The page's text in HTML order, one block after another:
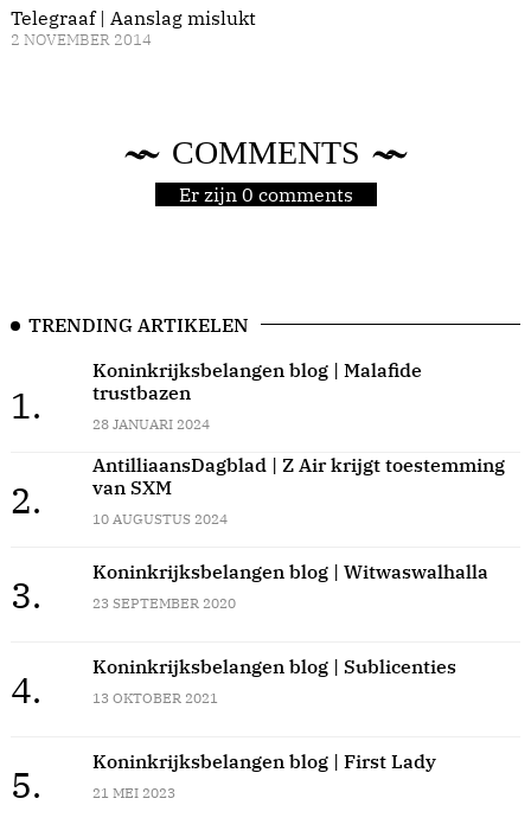
Telegraaf | Aanslag mislukt
2 NOVEMBER 2014
COMMENTS
Er zijn 0 comments
TRENDING ARTIKELEN
1.
Koninkrijksbelangen blog | Malafide
trustbazen
28 JANUARI 2024
2.
AntilliaansDagblad | Z Air krijgt toestemming
van SXM
10 AUGUSTUS 2024
3.
Koninkrijksbelangen blog | Witwaswalhalla
23 SEPTEMBER 2020
4.
Koninkrijksbelangen blog | Sublicenties
13 OKTOBER 2021
5.
Koninkrijksbelangen blog | First Lady
21 MEI 2023